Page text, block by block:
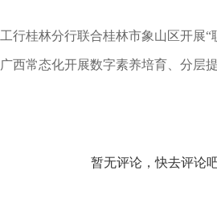
工行桂林分行联合桂林市象山区开展
广西常态化开展数字素养培育、分
暂无评论，快去评论吧